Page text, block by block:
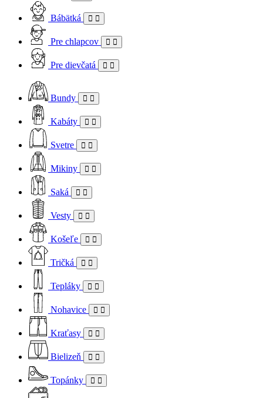
Bábätká
Pre chlapcov
Pre dievčatá
Bundy
Kabáty
Svetre
Mikiny
Saká
Vesty
Košeľe
Tričká
Tepláky
Nohavice
Kraťasy
Bielizeň
Topánky